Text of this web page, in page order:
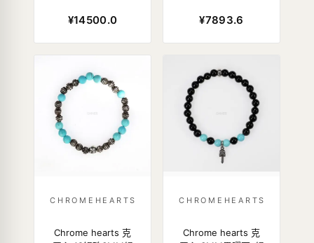
¥14500.0 ¥7893.6
CHROMEHEARTS
Chrome hearts 克
CHROMEHEARTS
Chrome hearts 克